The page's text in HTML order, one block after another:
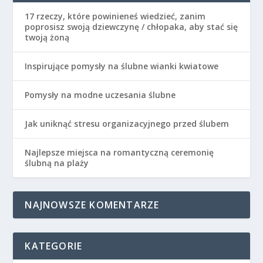
17 rzeczy, które powinieneś wiedzieć, zanim
poprosisz swoją dziewczynę / chłopaka, aby stać się
twoją żoną
Inspirujące pomysły na ślubne wianki kwiatowe
Pomysły na modne uczesania ślubne
Jak uniknąć stresu organizacyjnego przed ślubem
Najlepsze miejsca na romantyczną ceremonię
ślubną na plaży
NAJNOWSZE KOMENTARZE
KATEGORIE